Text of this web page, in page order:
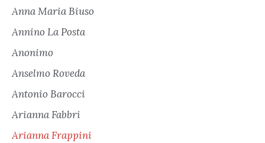
Anna Maria Biuso
Annino La Posta
Anonimo
Anselmo Roveda
Antonio Barocci
Arianna Fabbri
Arianna Frappini